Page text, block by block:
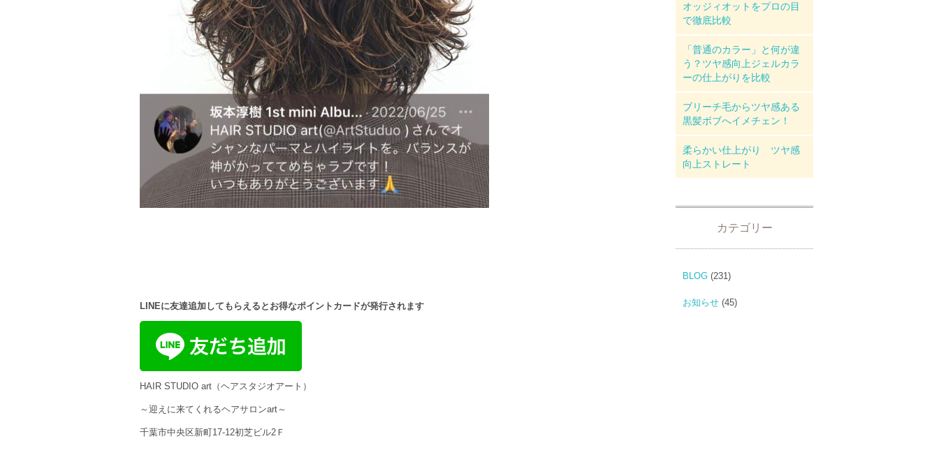
LINEに友達追加してもらえるとお得なポイントカードが発行されます
HAIR STUDIO art（ヘアスタジオアート）
～迎えに来てくれるヘアサロンart～
千葉市中央区新町17-12初芝ビル2Ｆ
オッジィオットをプロの目
で徹底比較
「普通のカラー」と何が違
う？ツヤ感向上ジェルカラ
ーの仕上がりを比較
ブリーチ毛からツヤ感ある
黒髪ボブへイメチェン！
柔らかい仕上がり ツヤ感
向上ストレート
カテゴリー
BLOG (231)
お知らせ (45)